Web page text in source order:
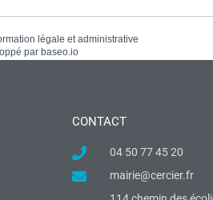
légale et administrative
par baseo.io
CONTACT
04 50 77 45 20
mairie@cercier.fr